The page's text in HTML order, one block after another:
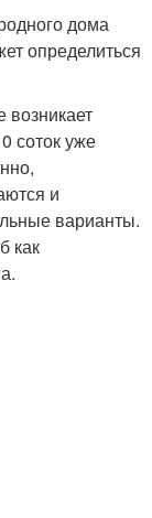
дома
определиться
возникает
соток уже
и
варианты.
как